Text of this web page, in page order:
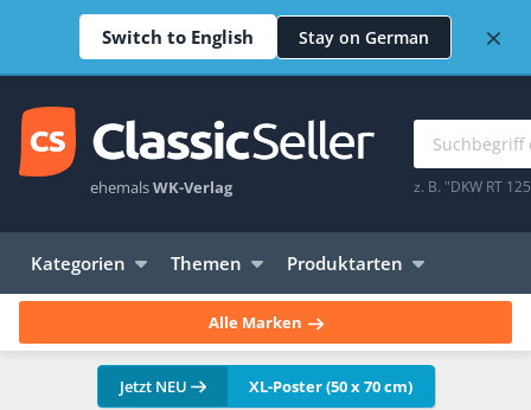
Switch to English Stay on German ×
ehemalsWK-Verlag z. B. "DKW RT
Kategorien Themen Produktarten
Alle Marken
Jetzt NEU XL-Poster (50 x 70 cm)